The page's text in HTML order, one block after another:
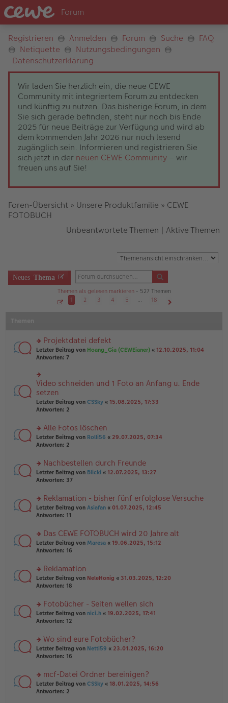
Registrieren Anmelden Forum Suche
FAQ
Netiquette
Nutzungsbedingungen
Datenschutzerklärung
Wir laden Sie herzlich ein, die neue CEWE
Community mit integriertem Forum zu entdecken
und künftig zu nutzen. Das bisherige Forum, in dem
Sie sich gerade befinden, steht nur noch bis Ende
2025 für neue Beiträge zur Verfügung und wird ab
dem kommenden Jahr 2026 nur noch lesend
zugänglich sein. Informieren und registrieren Sie
sich jetzt in der neuen CEWE Community – wir
freuen uns auf Sie!
Foren-Übersicht » Unsere Produktfamilie » CEWE
FOTOBUCH
Unbeantwortete Themen | Aktive Themen
Neues Thema
Themen als gelesen markieren• 527 Themen
v
o
n
1
1 2 3 4 5 …
18
rs
te
u
n
g
el
es
e
er
B
ei
tr
g
Projektdatei defekt
Letzter Beitrag von Hoang_Gia (CEWEianer) « 12.10.2025, 11:04
Antworten: 7
rs
te
r
u
n
el
es
e
B
ei
tr
g
Video schneiden und 1 Foto an Anfang u. Ende
setzen
Letzter Beitrag von CSSky « 15.08.2025, 17:33
Antworten: 2
rs
te
n
g
el
e
n
er
tr
a
g
Alle Fotos löschen
Letzter Beitrag von Rolli56 « 29.07.2025, 07:34
Antworten: 2
rs
te
n
g
el
e
n
er
tr
a
g
Nachbestellen durch Freunde
Letzter Beitrag von Blicki « 12.07.2025, 13:27
Antworten: 37
rs
te
n
g
el
e
n
er
tr
a
g
Reklamation - bisher fünf erfolglose Versuche
Letzter Beitrag von Asiafan « 01.07.2025, 12:45
Antworten: 11
rs
te
n
g
el
e
n
er
tr
a
g
Das CEWE FOTOBUCH wird 20 Jahre alt
Letzter Beitrag von Maresa « 19.06.2025, 15:12
Antworten: 16
rs
te
n
g
el
e
n
er
tr
a
g
Reklamation
Letzter Beitrag von NeleHonig « 31.03.2025, 12:20
Antworten: 18
rs
te
n
g
el
e
n
er
Fotobücher - Seiten wellen sich
Letzter Beitrag von nici.h « 19.02.2025, 17:41
Antworten: 12
rs
te
n
g
el
Wo sind eure Fotobücher?
Letzter Beitrag von Netti59 « 23.01.2025, 16:20
Antworten: 16
rs
te
mcf-Datei Ordner bereinigen?
Letzter Beitrag von CSSky « 18.01.2025, 14:56
Antworten: 2